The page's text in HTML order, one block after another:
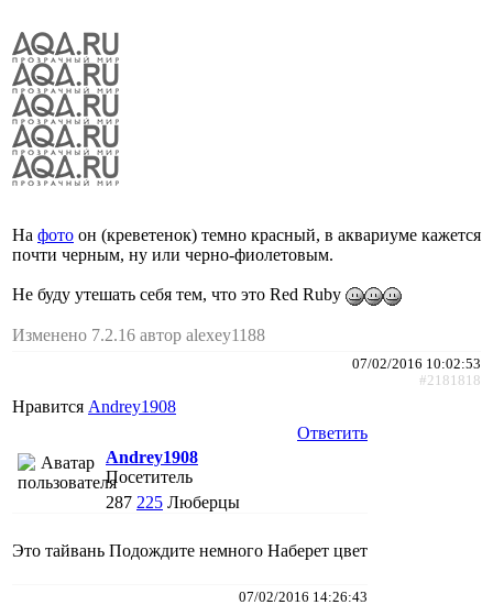
На фото он (креветенок) темно красный, в аквариуме кажется
почти черным, ну или черно-фиолетовым.
Не буду утешать себя тем, что это Red Ruby
Изменено 7.2.16 автор alexey1188
07/02/2016 10:02:53
#2181818
Нравится Andrey1908
Ответить
Andrey1908
Посетитель
287 225 Люберцы
Это тайвань Подождите немного Наберет цвет
07/02/2016 14:26:43